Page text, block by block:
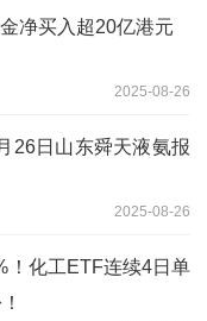
净买入超20亿港元
2025-08-26
26日山东舜天液氨报
2025-08-26
！化工ETF连续4日单